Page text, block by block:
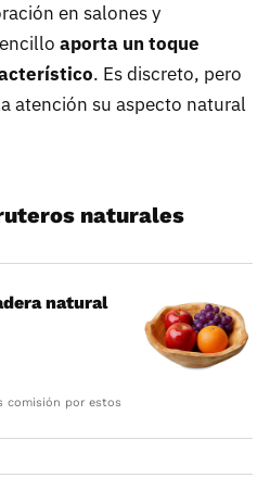
en salones y
aporta un toque
. Es discreto, pero
atención su aspecto natural
naturales
natural
comisión por estos